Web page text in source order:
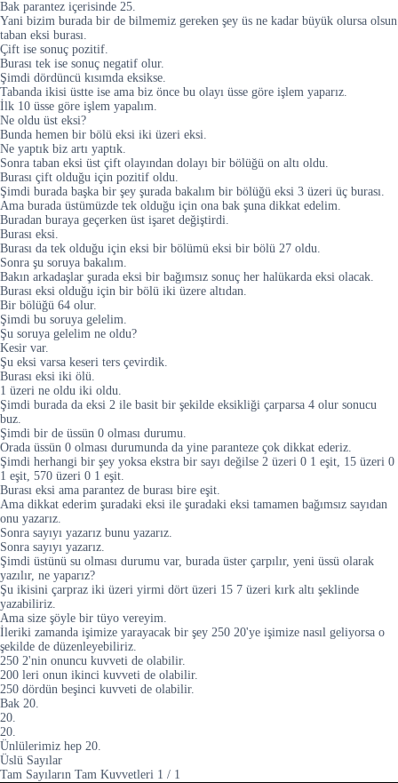
Bak parantez içerisinde 25.
Yani bizim burada bir de bilmemiz gereken şey üs ne kadar büyük olursa olsun
taban eksi burası.
Çift ise sonuç pozitif.
Burası tek ise sonuç negatif olur.
Şimdi dördüncü kısımda eksikse.
Tabanda ikisi üstte ise ama biz önce bu olayı üsse göre işlem yaparız.
İlk 10 üsse göre işlem yapalım.
Ne oldu üst eksi?
Bunda hemen bir bölü eksi iki üzeri eksi.
Ne yaptık biz artı yaptık.
Sonra taban eksi üst çift olayından dolayı bir bölüğü on altı oldu.
Burası çift olduğu için pozitif oldu.
Şimdi burada başka bir şey şurada bakalım bir bölüğü eksi 3 üzeri üç burası.
Ama burada üstümüzde tek olduğu için ona bak şuna dikkat edelim.
Buradan buraya geçerken üst işaret değiştirdi.
Burası eksi.
Burası da tek olduğu için eksi bir bölümü eksi bir bölü 27 oldu.
Sonra şu soruya bakalım.
Bakın arkadaşlar şurada eksi bir bağımsız sonuç her halükarda eksi olacak.
Burası eksi olduğu için bir bölü iki üzere altıdan.
Bir bölüğü 64 olur.
Şimdi bu soruya gelelim.
Şu soruya gelelim ne oldu?
Kesir var.
Şu eksi varsa keseri ters çevirdik.
Burası eksi iki ölü.
1 üzeri ne oldu iki oldu.
Şimdi burada da eksi 2 ile basit bir şekilde eksikliği çarparsa 4 olur sonucu
buz.
Şimdi bir de üssün 0 olması durumu.
Orada üssün 0 olması durumunda da yine paranteze çok dikkat ederiz.
Şimdi herhangi bir şey yoksa ekstra bir sayı değilse 2 üzeri 0 1 eşit, 15 üzeri 0
1 eşit, 570 üzeri 0 1 eşit.
Burası eksi ama parantez de burası bire eşit.
Ama dikkat ederim şuradaki eksi ile şuradaki eksi tamamen bağımsız sayıdan
onu yazarız.
Sonra sayıyı yazarız bunu yazarız.
Sonra sayıyı yazarız.
Şimdi üstünü su olması durumu var, burada üster çarpılır, yeni üssü olarak
yazılır, ne yaparız?
Şu ikisini çarpraz iki üzeri yirmi dört üzeri 15 7 üzeri kırk altı şeklinde
yazabiliriz.
Ama size şöyle bir tüyo vereyim.
İleriki zamanda işimize yarayacak bir şey 250 20'ye işimize nasıl geliyorsa o
şekilde de düzenleyebiliriz.
250 2'nin onuncu kuvveti de olabilir.
200 leri onun ikinci kuvveti de olabilir.
250 dördün beşinci kuvveti de olabilir.
Bak 20.
20.
20.
Ünlülerimiz hep 20.
Üslü Sayılar
Tam Sayıların Tam Kuvvetleri 1 / 1